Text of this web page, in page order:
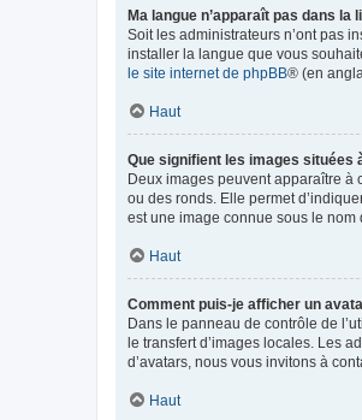
Ma langue n’apparaît pas dans la
Soit les administrateurs n’ont pas
installer la langue que vous
le site internet de phpBB® (en
Haut
Que signifient les images situées
Deux images peuvent apparaître à
ou des ronds. Elle permet
est une image connue sous le nom
Haut
Comment puis-je afficher un
Dans le panneau de contrôle de
le transfert d’images locales. Les
d’avatars, nous vous invitons à
Haut